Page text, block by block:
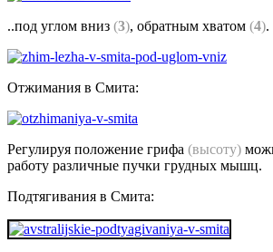
..под углом вниз (3), обратным хватом (4).
Отжимания в Смита:
Регулируя положение грифа (высоту)
работу различные пучки грудных мышц.
Подтягивания в Смита: